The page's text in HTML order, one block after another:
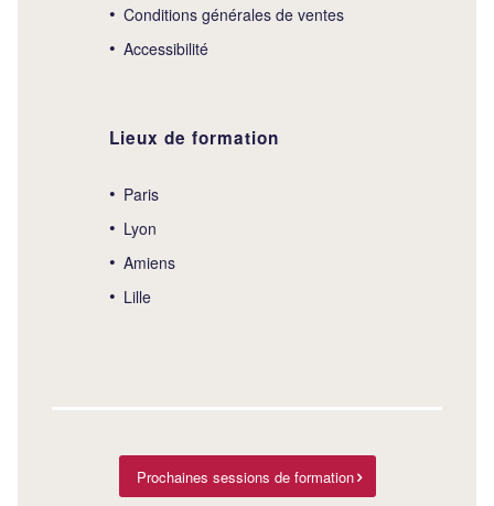
Conditions générales de ventes
Accessibilité
Lieux de formation
Paris
Lyon
Amiens
Lille
Prochaines sessions de formation